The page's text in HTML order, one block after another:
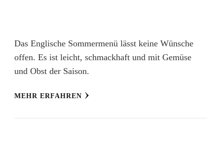
Das Englische Sommermenü lässt keine Wünsche
offen. Es ist leicht, schmackhaft und mit Gemüse
und Obst der Saison.
MEHR ERFAHREN